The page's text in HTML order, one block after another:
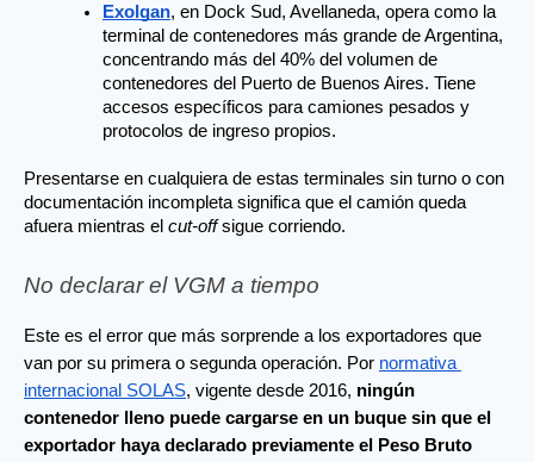
Exolgan, en Dock Sud, Avellaneda, opera como la
terminal de contenedores más grande de Argentina,
concentrando más del 40% del volumen de
contenedores del Puerto de Buenos Aires. Tiene
accesos específicos para camiones pesados y
protocolos de ingreso propios.
Presentarse en cualquiera de estas terminales sin turno o con
documentación incompleta significa que el camión queda
afuera mientras el cut-off sigue corriendo.
No declarar el VGM a tiempo
Este es el error que más sorprende a los exportadores que
van por su primera o segunda operación. Por normativa
internacional SOLAS, vigente desde 2016, ningún
contenedor lleno puede cargarse en un buque sin que el
exportador haya declarado previamente el Peso Bruto